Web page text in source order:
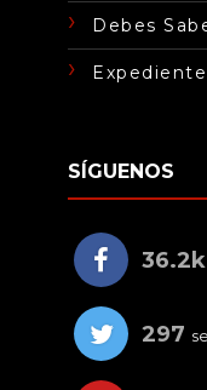
Debes
SÍGUENOS
36.2k
297